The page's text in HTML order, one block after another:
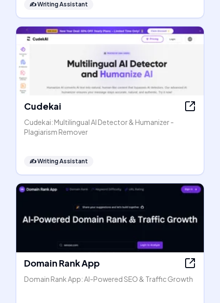
✍️Writing Assistant
Cudekai
Cudekai: Multilingual AI Detector & Humanizer -
Plagiarism Remover
✍️Writing Assistant
Domain Rank App
Domain Rank App: AI-Powered SEO & Traffic Growth